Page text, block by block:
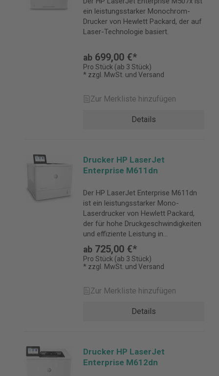
ein leistungsstarker Monochrom-
Drucker von Hewlett Packard, der auf
Laser-Technologie basiert.
ab 699,00 €*
Pro Stück (ab 3 Stück)
* zzgl. MwSt. und Versand
Zur Merkliste hinzufügen
Details
Drucker HP LaserJet
Enterprise M611dn
Der HP LaserJet Enterprise M611dn
ist ein leistungsstarker Mono-
Laserdrucker von Hewlett Packard,
der für hohe Druckgeschwindigkeiten
und effiziente Leistung in
Unternehmen konzipiert wurde.
ab 725,00 €*
Pro Stück (ab 3 Stück)
* zzgl. MwSt. und Versand
Zur Merkliste hinzufügen
Details
Drucker HP LaserJet
Enterprise M612dn